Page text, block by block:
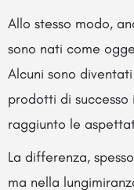
Allo stesso modo,
sono nati come
Alcuni sono
prodotti di
raggiunto le
La differenza,
ma nella